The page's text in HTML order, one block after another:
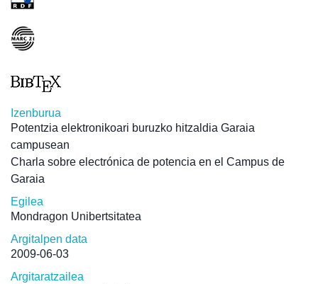
Izenburua
Potentzia elektronikoari buruzko hitzaldia Garaia
campusean
Charla sobre electrónica de potencia en el Campus de
Garaia
Egilea
Mondragon Unibertsitatea
Argitalpen data
2009-06-03
Argitaratzailea